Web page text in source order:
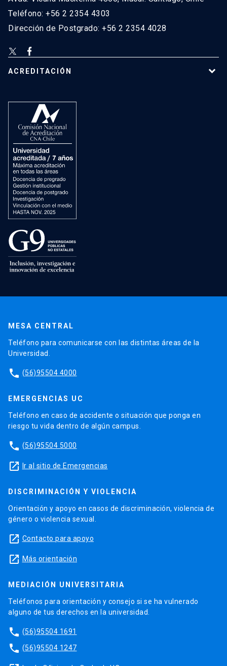
Teléfono: +56 2 2354 4303
Dirección de Postgrado: +56 2 2354 4028
ACREDITACIÓN
MESA CENTRAL
Teléfono para comunicarse con las distintas áreas de la
Universidad.
phone (56)95504 4000
EMERGENCIAS UC
Teléfono en caso de accidente o situación que ponga en
riesgo tu vida dentro de algún campus.
phone (56)95504 5000
launch Ir al sitio de Emergencias
DISCRIMINACIÓN Y VIOLENCIA
Orientación y apoyo en casos de discriminación, violencia de
género o violencia sexual.
launch Contacto para apoyo
launch Más orientación
MEDIACIÓN UNIVERSITARIA
Teléfonos para orientación y consejo si se ha vulnerado
alguno de tus derechos en la universidad.
phone (56)95504 1691
phone (56)95504 1247